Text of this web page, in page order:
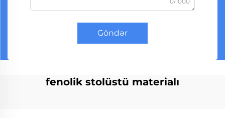
Göndər
fenolik stolüstü materialı